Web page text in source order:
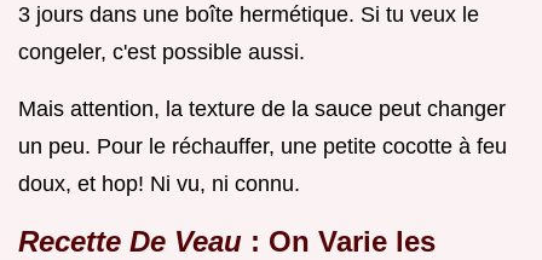
3 jours dans une boîte hermétique. Si tu veux le
congeler, c'est possible aussi.
Mais attention, la texture de la sauce peut changer
un peu. Pour le réchauffer, une petite cocotte à feu
doux, et hop! Ni vu, ni connu.
Recette De Veau : On Varie les